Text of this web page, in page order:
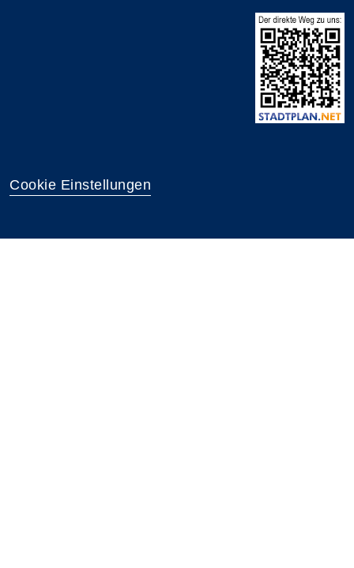
Cookie Einstellungen